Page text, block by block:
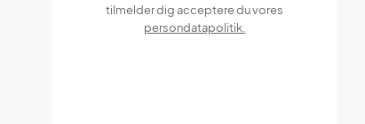
tilmelder dig acceptere du vores
persondatapolitik.